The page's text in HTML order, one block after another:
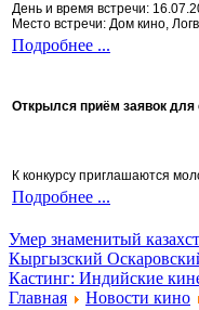
День и время встречи:
Место встречи: Дом кино,
Подробнее ...
Открылся приём заявок
К конкурсу приглашаются
Подробнее ...
Умер знаменитый
Кыргызский
Кастинг: Индийские
Главная
Новости кино